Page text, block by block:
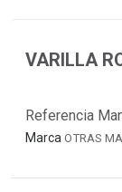
VARILLA
Referencia
Marca OTRAS